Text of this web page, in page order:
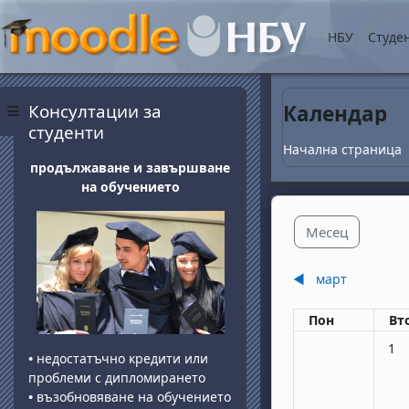
Прескочи на
Страничен панел
НБУ
Календар
Начална страница
Месец
◀︎ март
Понеделник
Пон
1
Блокове
Консултации за
студенти
продължаване и завършване
на обучението
• недостатъчно кредити или
проблеми с дипломирането
• възобновяване на обучението